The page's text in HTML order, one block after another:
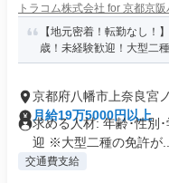
トラコム株式会社 for 京都京
【地元密着！転勤なし！
歳！未経験歓迎！大型二
京都府八幡市上奈良宮
月給19万5000円以上
求める人材: 年齢･性別
迎 ※大型二種の免許が...
交通費支給